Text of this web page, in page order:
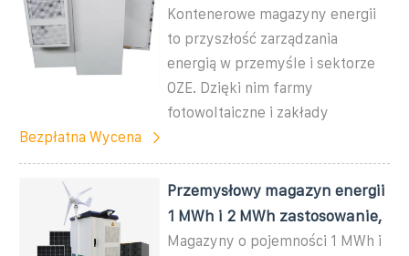
Kontenerowe magazyny energii
to przyszłość zarządzania
energią w przemyśle i sektorze
OZE. Dzięki nim farmy
fotowoltaiczne i zakłady
Bezpłatna Wycena
Przemysłowy magazyn energii
1 MWh i 2 MWh zastosowanie,
Magazyny o pojemności 1 MWh i